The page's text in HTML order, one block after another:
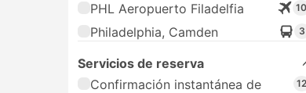
PHL Aeropuerto Filadelfia
10
Philadelphia, Camden 3
Servicios de reserva
Confirmación instantánea de
12